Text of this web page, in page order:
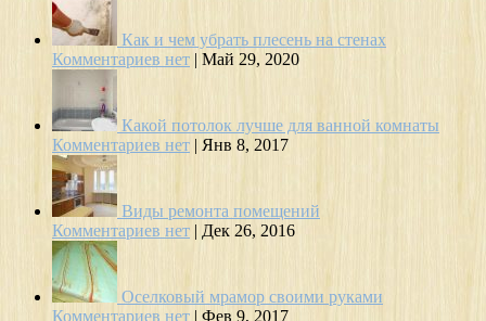
Как и чем убрать плесень на стенах
Комментариев нет | Май 29, 2020
Какой потолок лучше для ванной комнаты
Комментариев нет | Янв 8, 2017
Виды ремонта помещений
Комментариев нет | Дек 26, 2016
Оселковый мрамор своими руками
Комментариев нет | Фев 9, 2017